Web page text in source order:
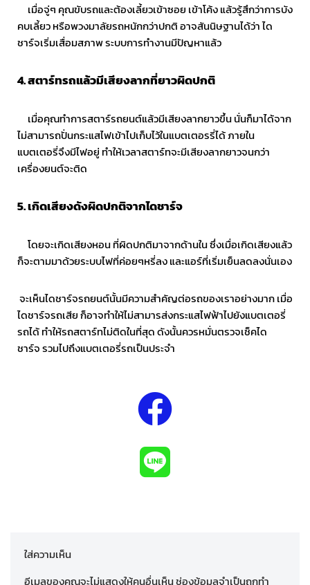
เมื่อจู่ๆ คุณขับรถและต้องเลี้ยวเข้าซอย เข้าโค้ง แล้วรู้สึกว่าการบัง
คบเลี้ยว หรือพวงมาลัยรถหนักกว่าปกติ อาจสันนิษฐานได้ว่า ได
ชาร์จเริ่มเสื่อมสภาพ ระบบการทำงานมีปัญหาแล้ว
4.สตาร์ทรถแล้วมีเสียงลากที่ยาวผิดปกติ
เมื่อคุณทำการสตาร์รถยนต์แล้วมีเสียงลากยาวขึ้น นั่นก็มาได้จาก
ไม่สามารถปั่นกระแสไฟเข้าไปเก็บไว้ในแบตเตอรรี่ได้ ภายใน
แบตเตอรี่จึงมีไฟอยู่ ทำให้เวลาสตาร์ทจะมีเสียงลากยาวจนกว่า
เครื่องยนต์จะติด
5.เกิดเสียงดังผิดปกติจากไดชาร์จ
โดยจะเกิดเสียงหอน ที่ผิดปกติมาจากด้านใน ซึ่งเมื่อเกิดเสียงแล้ว
ก็จะตามมาด้วยระบบไฟที่ค่อยๆหรี่ลง และแอร์ที่เริ่มเย็นลดลงนั่นเอง
จะเห็นไดชาร์จรถยนต์นั้นมีความสำคัญต่อรถของเราอย่างมาก เมื่อ
ไดชาร์จรถเสีย ก็อาจทำให้ไม่สามารส่งกระแสไฟฟ้าไปยังแบตเตอรี่
รถได้ ทำให้รถสตาร์ทไม่ติดในที่สุด ดังนั้นควรหมั่นตรวจเช็คได
ชาร์จ รวมไปถึงแบตเตอรี่รถเป็นประจำ
ใส่ความเห็น
อีเมลของคุณจะไม่แสดงให้คนอื่นเห็นช่องข้อมูลจำเป็นถูกทำ